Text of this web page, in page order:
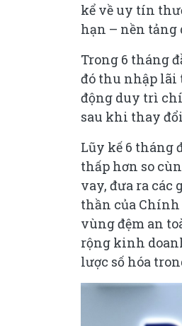
kể về uy tín
hạn – nền
Trong 6 tháng
đó thu nhập lãi
động duy trì
sau khi thay
Lũy kế 6 tháng
thấp hơn so
vay, đưa ra
thần của
vùng đệm an
rộng kinh
lược số hóa